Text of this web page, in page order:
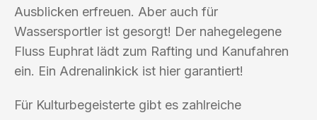
Ausblicken erfreuen. Aber auch für
Wassersportler ist gesorgt! Der nahegelegene
Fluss Euphrat lädt zum Rafting und Kanufahren
ein. Ein Adrenalinkick ist hier garantiert!
Für Kulturbegeisterte gibt es zahlreiche